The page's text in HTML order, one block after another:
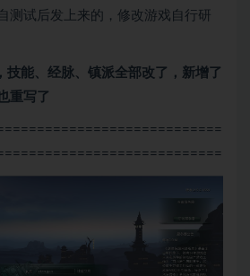
测试后发上来的，修改游戏自行研
技能、经脉、镇派全部改了，新增了
重写了